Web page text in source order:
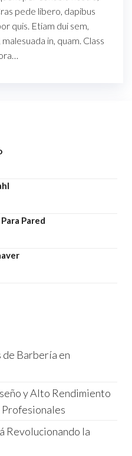
pede libero, dapibus
quis. Etiam dui sem,
in, quam. Class
Pared
de Barbería en
y Alto Rendimiento
Revolucionando la